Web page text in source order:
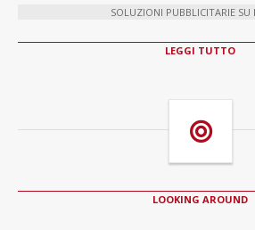
SOLUZIONI PUBBLICITARIE SU
LEGGI TUTTO
LOOKING AROUND